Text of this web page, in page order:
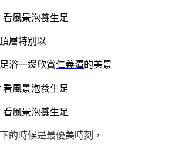
層特別以
浴一邊欣賞仁義潭的美景
的時候是最優美時刻，